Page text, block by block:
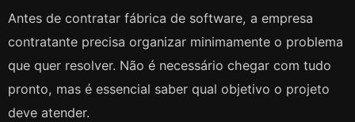
Antes de contratar fábrica de software, a empresa
contratante precisa organizar minimamente o problema
que quer resolver. Não é necessário chegar com tudo
pronto, mas é essencial saber qual objetivo o projeto
deve atender.